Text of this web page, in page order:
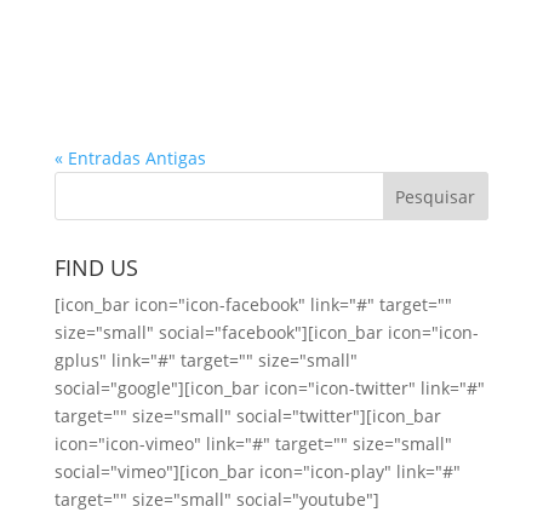
« Entradas Antigas
FIND US
[icon_bar icon="icon-facebook" link="#" target=""
size="small" social="facebook"][icon_bar icon="icon-
gplus" link="#" target="" size="small"
social="google"][icon_bar icon="icon-twitter" link="#"
target="" size="small" social="twitter"][icon_bar
icon="icon-vimeo" link="#" target="" size="small"
social="vimeo"][icon_bar icon="icon-play" link="#"
target="" size="small" social="youtube"]